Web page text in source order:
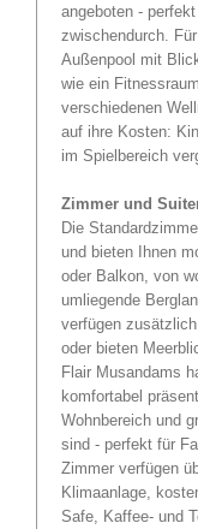
angeboten -
zwischendurch.
Außenpool mit
wie ein
verschiedenen
auf ihre Kosten:
im Spielbereich
Zimmer und
Die
und bieten Ihnen
oder Balkon, von
umliegende
verfügen
oder bieten
Flair Musandams
komfortabel
Wohnbereich und
sind - perfekt für
Zimmer verfügen
Klimaanlage,
Safe, Kaffee- und